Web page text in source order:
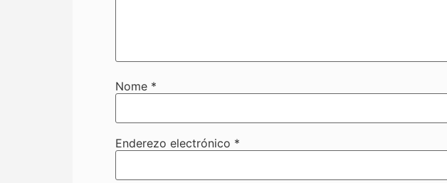
Nome *
Enderezo electrónico *